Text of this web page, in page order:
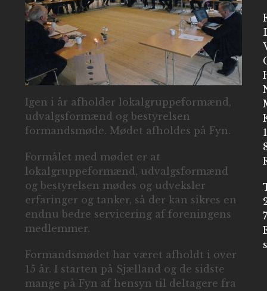
Igen i år afholder lokalgruppeformænd,
udvalgsformænd og bestyrelsen
formandsmøde. Mødet afholdes på Fyn.
Formålet med mødet er at
lokalgruppeformænd, udvalgsformænd
og bestyrelsen mødes og udveksler
erfaringer og tanker, så der kan sikres en
endnu bedre servicering af foreningens
medlemmer.
Formandsmødet har været afholdt i over
15 år. I starten på Sjælland og de sidste
mange på Fyn af hensyn til deltagere fra